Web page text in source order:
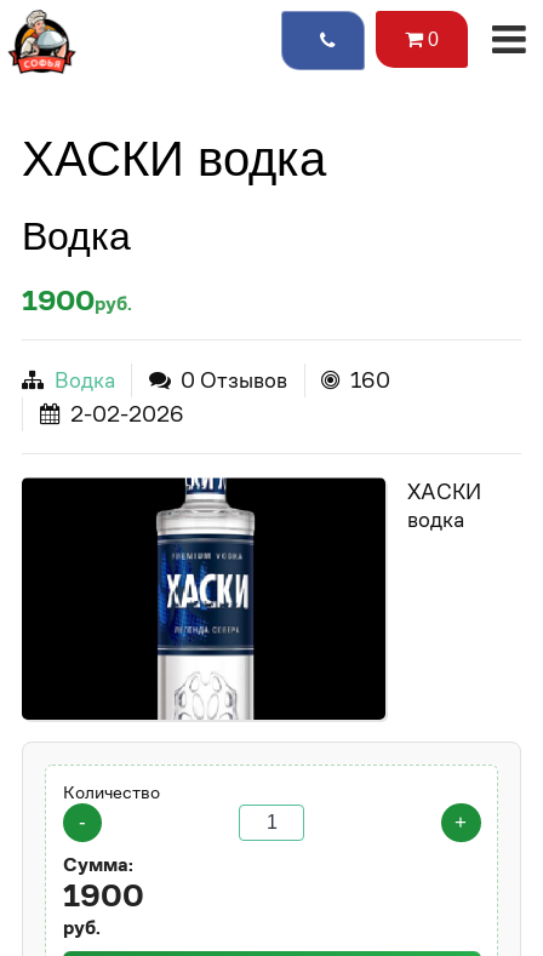
0
ХАСКИ водка
Водка
1900руб.
Водка 0 Отзывов
160
2-02-2026
ХАСКИ
водка
Количество
-
+
Сумма:
1900
руб.